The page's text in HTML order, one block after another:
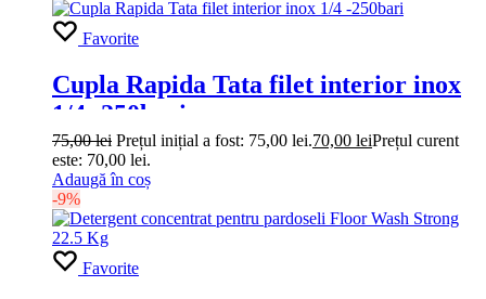
Favorite
Cupla Rapida Tata filet interior inox
1/4 -250bari
75,00lei Prețul inițial a fost: 75,00 lei.70,00 leiPrețul curent
este: 70,00 lei.
Adaugă în coș
-9%
Favorite